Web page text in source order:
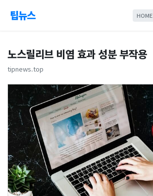
팁뉴스 HOME
노스릴리브 비염 효과 성분 부작용
tipnews.top